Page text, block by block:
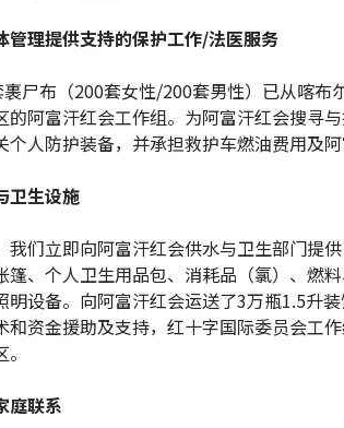
管理提供支持的保护工作/法医服务
尸布（200套女性/200套男性）已从喀布
的阿富汗红会工作组。为阿富汗红会搜寻
个人防护装备，并承担救护车燃油费用及阿
卫生设施
我们立即向阿富汗红会供水与卫生部门提
篷、个人卫生用品包、消耗品（氯）、燃
明设备。向阿富汗红会运送了3万瓶1.5升
和资金援助及支持，红十字国际委员会工
庭联系